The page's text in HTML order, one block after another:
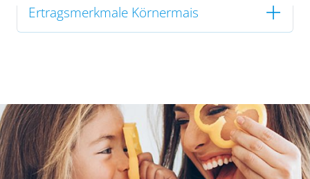
Ertragsmerkmale Körnermais